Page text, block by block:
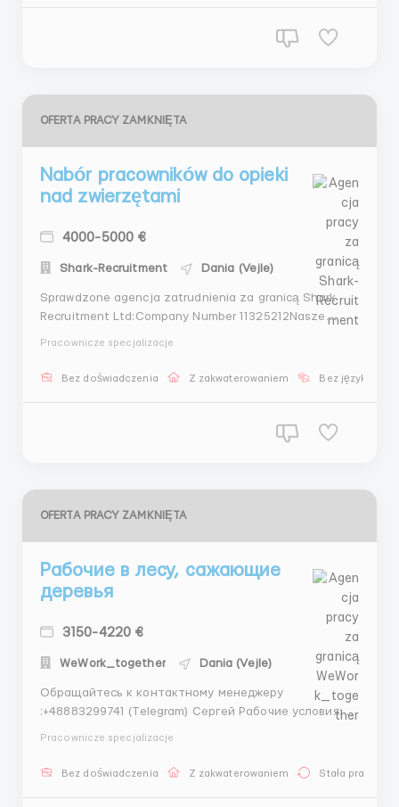
OFERTA PRACY ZAMKNIĘTA
Nabór pracowników do opieki
nad zwierzętami
4000-5000 €
Shark-Recruitment Dania (Vejle)
Sprawdzone agencja zatrudnienia za granicą Shark
Recruitment Ltd:Company Number 11325212Nasze
zadowolonych klientów- Członek REC (Konfederacja
Pracownicze specjalizacje
Bez doświadczenia Z zakwaterowaniem Bez języka
OFERTA PRACY ZAMKNIĘTA
Рабочие в лесу, сажающие
деревья
3150-4220 €
WeWork_together Dania (Vejle)
Обращайтесь к контактному менеджеру
:+48883299741 (Telegram) Сергей Рабочие условия: В
лесной работник, вы будете нести ответственность
Pracownicze specjalizacje
Bez doświadczenia Z zakwaterowaniem Stała praca